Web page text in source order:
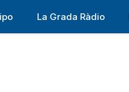
La Grada Ràdio